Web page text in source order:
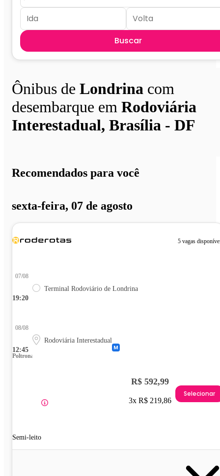
Buscar
Ônibus de Londrina com
desembarque em Rodoviária
Interestadual, Brasília - DF
Recomendados para você
sexta-feira, 07 de agosto
5 vagas
19:20
07/08
Terminal Rodoviário de Londrina
12:45
08/08
Rodoviária Interestadual
Poltrona
Semi-leito
R$ 592,99
3x R$ 219,86
Selecionar